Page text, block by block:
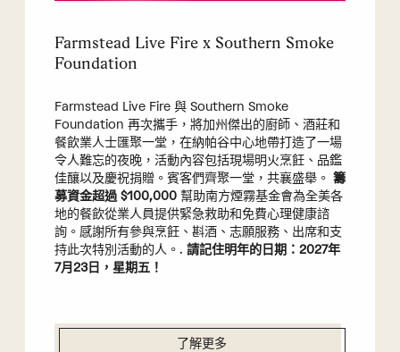
Farmstead Live Fire x Southern Smoke
Foundation
Farmstead Live Fire 與 Southern Smoke
Foundation 再次攜手，將加州傑出的廚師、酒莊和
餐飲業人士匯聚一堂，在納帕谷中心地帶打造了一場
令人難忘的夜晚，活動內容包括現場明火烹飪、品鑑
佳釀以及慶祝捐贈。賓客們齊聚一堂，共襄盛舉。 籌
募資金超過 $100,000幫助南方煙霧基金會為全美各
地的餐飲從業人員提供緊急救助和免費心理健康諮
詢。感謝所有參與烹飪、斟酒、志願服務、出席和支
持此次特別活動的人。. 請記住明年的日期：2027年
7月23日，星期五！
了解更多